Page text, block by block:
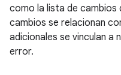
como la lista de cambios
cambios se relacionan
adicionales se vinculan a
error.